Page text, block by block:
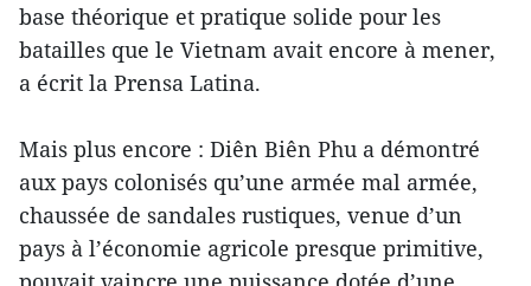
base théorique et pratique solide pour les
batailles que le Vietnam avait encore à mener,
a écrit la Prensa Latina.
Mais plus encore : Diên Biên Phu a démontré
aux pays colonisés qu’une armée mal armée,
chaussée de sandales rustiques, venue d’un
pays à l’économie agricole presque primitive,